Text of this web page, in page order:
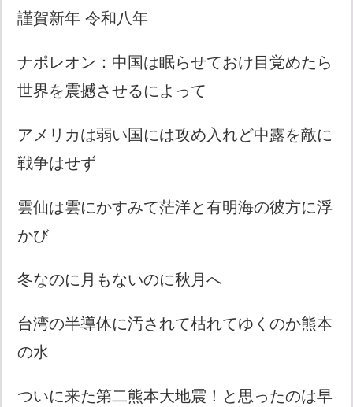
謹賀新年 令和八年
ナポレオン：中国は眠らせておけ目覚めたら
世界を震撼させるによって
アメリカは弱い国には攻め入れど中露を敵に
戦争はせず
雲仙は雲にかすみて茫洋と有明海の彼方に浮
かび
冬なのに月もないのに秋月へ
台湾の半導体に汚されて枯れてゆくのか熊本
の水
ついに来た第二熊本大地震！と思ったのは早